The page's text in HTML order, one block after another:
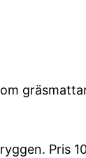
Pris